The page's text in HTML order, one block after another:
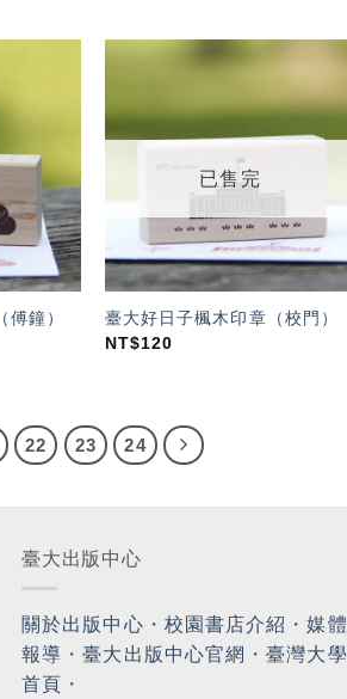
單」
鐘）
加入
望輕
已售完
臺大好日子楓木印章（校門）
NT$120
22 23 24
臺大出版中心
關於出版中心 ・ 校園書店介紹 ・媒體
報導 ・臺大出版中心官網 ・臺灣大學
首頁 ・